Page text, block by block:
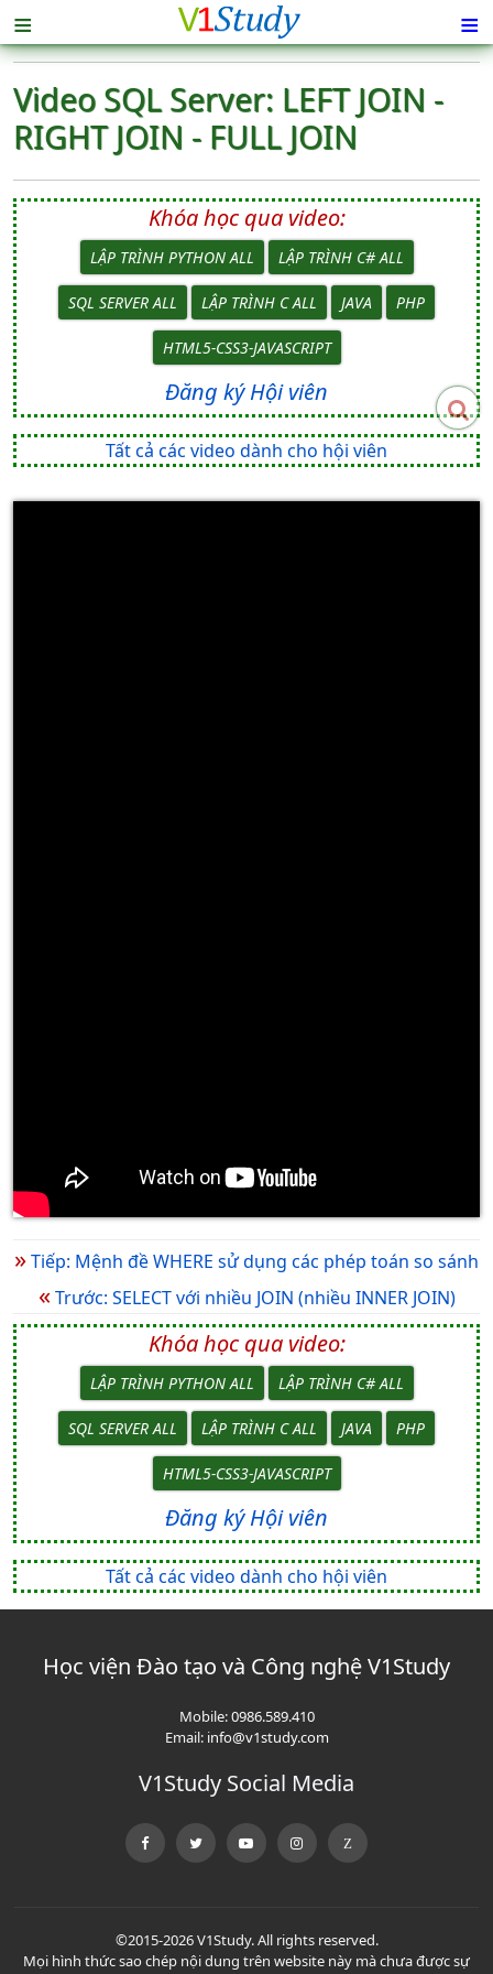
≡ ≡
Video SQL Server: LEFT JOIN -
RIGHT JOIN - FULL JOIN
Khóa học qua video:
LẬP TRÌNH PYTHON ALL LẬP TRÌNH C# ALL
SQL SERVER ALL LẬP TRÌNH C ALL JAVA PHP
HTML5-CSS3-JAVASCRIPT
Đăng ký Hội viên
Tất cả các video dành cho hội viên
»Tiếp: Mệnh đề WHERE sử dụng các phép toán so sánh
«Trước: SELECT với nhiều JOIN (nhiều INNER JOIN)
Khóa học qua video:
LẬP TRÌNH PYTHON ALL LẬP TRÌNH C# ALL
SQL SERVER ALL LẬP TRÌNH C ALL JAVA PHP
HTML5-CSS3-JAVASCRIPT
Đăng ký Hội viên
Tất cả các video dành cho hội viên
Học viện Đào tạo và Công nghệ V1Study
Mobile:0986.589.410
Email: info@v1study.com
V1Study Social Media
©2015-2026 V1Study. All rights reserved.
Mọi hình thức sao chép nội dung trên website này mà chưa được sự